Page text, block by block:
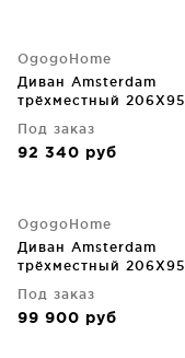
OgogoHome
Диван Amsterdam
трёхместный
Под заказ
92 340 руб
OgogoHome
Диван Amsterdam
трёхместный
Под заказ
99 900 руб